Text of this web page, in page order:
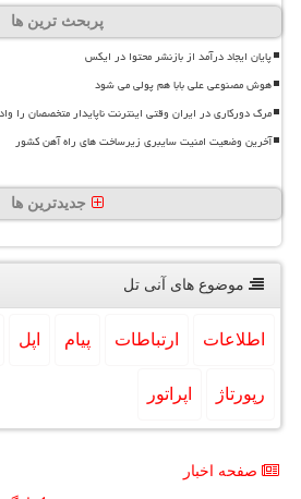
پربحث ترین ها
پایان ایجاد درآمد از بازنشر محتوا در ایکس
هوش مصنوعی علی بابا هم پولی می شود
مرگ دورکاری در ایران وقتی اینترنت ناپایدار متخصصان را
آخرین وضعیت امنیت سایبری زیرساخت های راه آهن کشور
جدیدترین ها
موضوع های آنی تل
اطلاعات ارتباطات پیام اپل
رپورتاژ اپراتور
صفحه اخبار